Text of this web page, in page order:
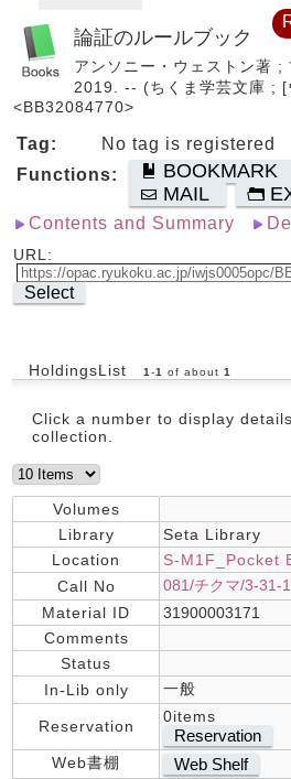
論証のルールブック
アンソニー・ウェストン著 ;
2019. -- (ちくま学芸文庫 ; [
<BB32084770>
Tag:
No tag is registered
Functions:
BOOKMARK
MAIL
Contents and Summary
URL:
Select
HoldingsList 1 -1 of about 1
Click a number to display
collection.
Volumes
Library
Seta Library
Location
S-M1F_Pocket
Call No
081/チクマ/3-31-1
Material ID
31900003171
Comments
Status
In-Lib only
一般
Reservation
0items
Reservation
Web書棚 Web Shelf